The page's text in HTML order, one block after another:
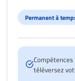
Nous
À
propos
Infolettre
Permanent à
téléversez